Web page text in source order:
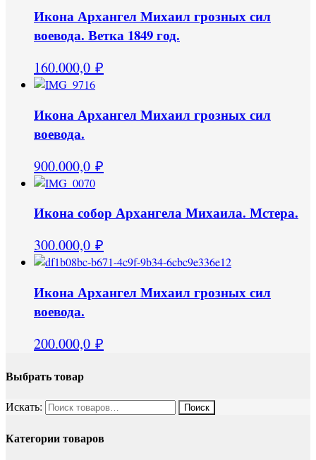
Икона Архангел Михаил грозных сил
воевода. Ветка 1849 год.
160.000,0 ₽
Икона Архангел Михаил грозных сил
воевода.
900.000,0 ₽
Икона собор Архангела Михаила. Мстера.
300.000,0 ₽
Икона Архангел Михаил грозных сил
воевода.
200.000,0 ₽
Выбрать товар
Искать:
Категории товаров